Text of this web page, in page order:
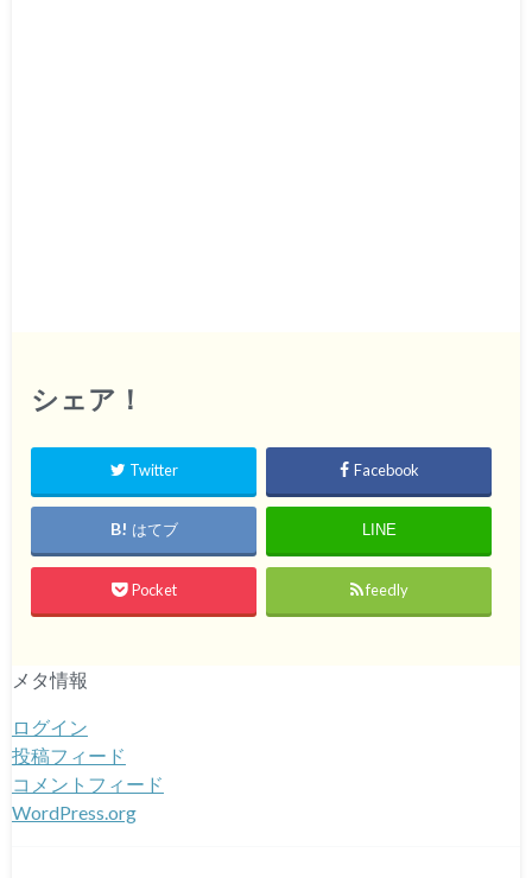
シェア！
Twitter Facebook
はてブ LINE
Pocket feedly
メタ情報
ログイン
投稿フィード
コメントフィード
WordPress.org